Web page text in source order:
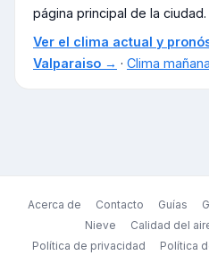
página principal de la ciudad.
Ver el clima actual y
Valparaiso → · Clima
Acerca de Contacto Guías
Nieve
Calidad del
Política de privacidad
Política